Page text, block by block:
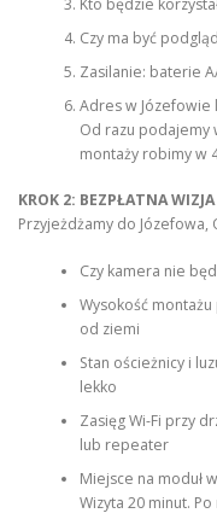
Czy ma być
Zasilanie: baterie
Adres w
Od razu podajemy
montaży robimy w
KROK 2: BEZPŁATNA
Przyjeżdżamy do Józefowa,
Czy kamera nie
Wysokość
od ziemi
Stan ościeżnicy i
lekko
Zasięg Wi-Fi przy
lub repeater
Miejsce na moduł
Wizyta 20 minut.